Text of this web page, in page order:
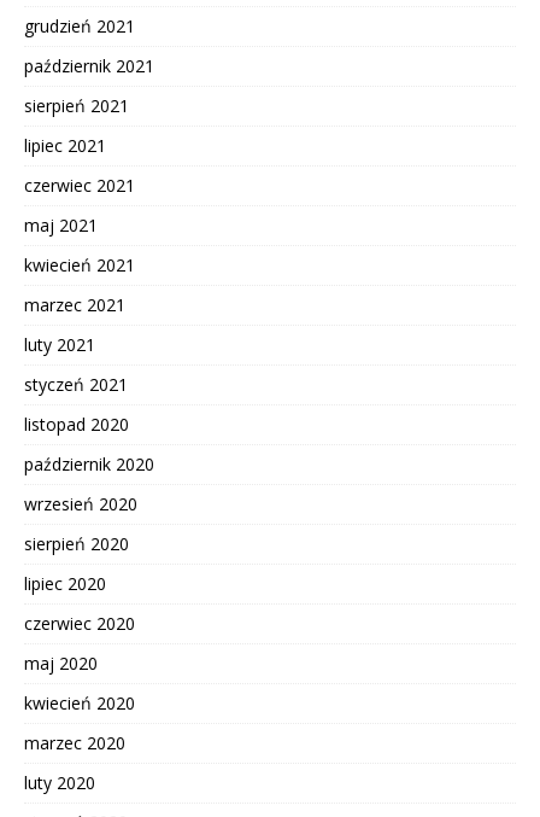
grudzień 2021
październik 2021
sierpień 2021
lipiec 2021
czerwiec 2021
maj 2021
kwiecień 2021
marzec 2021
luty 2021
styczeń 2021
listopad 2020
październik 2020
wrzesień 2020
sierpień 2020
lipiec 2020
czerwiec 2020
maj 2020
kwiecień 2020
marzec 2020
luty 2020